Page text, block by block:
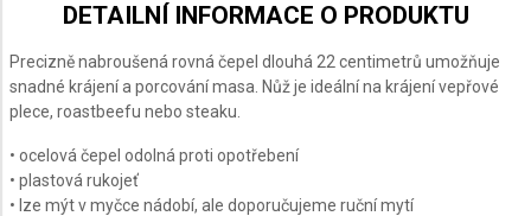
DETAILNÍ INFORMACE O PRODUKTU
Precizně nabroušená rovná čepel dlouhá 22 centimetrů umožňuje
snadné krájení a porcování masa. Nůž je ideální na krájení vepřové
plece, roastbeefu nebo steaku.
• ocelová čepel odolná proti opotřebení
• plastová rukojeť
• lze mýt v myčce nádobí, ale doporučujeme ruční mytí